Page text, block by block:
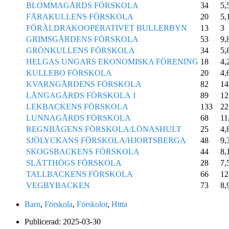
BLOMMAGÅRDS FÖRSKOLA
34
FÅRAKULLENS FÖRSKOLA
20
5,1
FÖRÄLDRAKOOPERATIVET BULLERBYN
13
3
GRIMSGÅRDENS FÖRSKOLA
53
GRÖNKULLENS FÖRSKOLA
34
HELGAS UNGARS EKONOMISKA FÖRENING 18
KULLEBO FÖRSKOLA
20
KVARNGÅRDENS FÖRSKOLA
82
LÅNGAGÅRDS FÖRSKOLA 1
89
LEKBACKENS FÖRSKOLA
133
LUNNAGÅRDS FÖRSKOLA
68
REGNBÅGENS FÖRSKOLA/LÖNASHULT
25
SJÖLYCKANS FÖRSKOLA/HJORTSBERGA
48
SKOGSBACKENS FÖRSKOLA
44
8,1
SLÄTTHÖGS FÖRSKOLA
28
TALLBACKENS FÖRSKOLA
66
VEGBYBACKEN
73
Barn, Förskola, Förskolor, Hitta
Publicerad: 2025-03-30